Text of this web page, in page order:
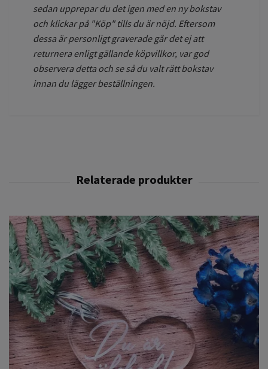
sedan upprepar du det igen med en ny bokstav
och klickar på "Köp" tills du är nöjd. Eftersom
dessa är personligt graverade går det ej att
returnera enligt gällande köpvillkor, var god
observera detta och se så du valt rätt bokstav
innan du lägger beställningen.